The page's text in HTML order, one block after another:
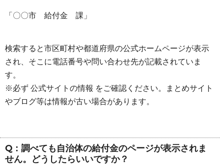
「〇〇市 給付金 課」
検索すると市区町村や都道府県の公式ホームページが表示
され、そこに電話番号や問い合わせ先が記載されていま
す。
※必ず 公式サイトの情報 をご確認ください。まとめサイト
やブログ等は情報が古い場合があります。
Q：調べても自治体の給付金のページが表示されま
せん。どうしたらいいですか？